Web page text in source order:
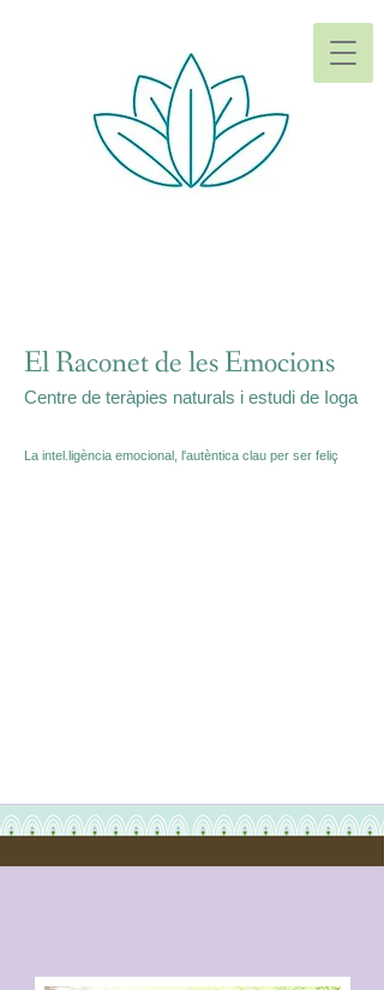
El Raconet de les Emocions
Centre de teràpies naturals i estudi de Ioga
La intel.ligència emocional, l'autèntica clau per ser feliç